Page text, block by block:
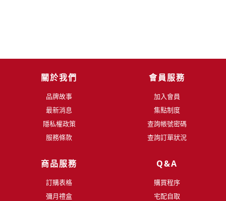
關於我們
品牌故事
最新消息
隱私權政策
服務條款
會員服務
加入會員
集點制度
查詢帳號密碼
查詢訂單狀況
商品服務
訂購表格
彌月禮盒
Q&A
購買程序
宅配自取